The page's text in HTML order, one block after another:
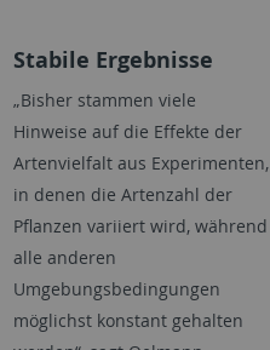
Stabile Ergebnisse
„Bisher stammen viele
Hinweise auf die Effekte der
Artenvielfalt aus Experimenten,
in denen die Artenzahl der
Pflanzen variiert wird, während
alle anderen
Umgebungsbedingungen
möglichst konstant gehalten